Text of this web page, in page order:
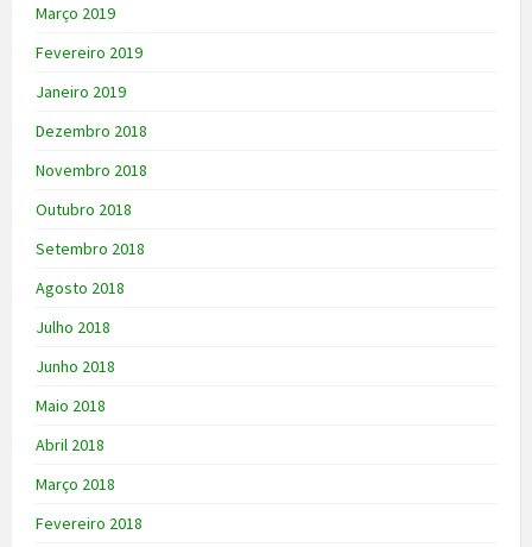
Março 2019
Fevereiro 2019
Janeiro 2019
Dezembro 2018
Novembro 2018
Outubro 2018
Setembro 2018
Agosto 2018
Julho 2018
Junho 2018
Maio 2018
Abril 2018
Março 2018
Fevereiro 2018